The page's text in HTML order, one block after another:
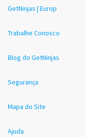
GetNinjas | Europ
Trabalhe Conosco
Blog do GetNinjas
Segurança
Mapa do Site
Ajuda